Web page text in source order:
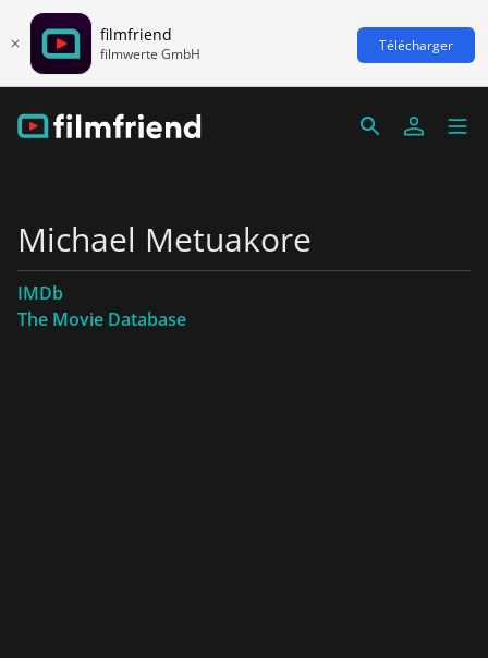
filmfriend
filmwerte GmbH Télécharger
Michael Metuakore
IMDb
The Movie Database